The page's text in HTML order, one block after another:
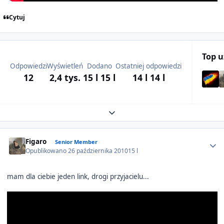
Cytuj
Odpowiedzi
12
Wyświetleń
2,4 tys.
Dodano
15 l 15 l
Ostatniej odpowiedzi
14 l 14 l
Top
Expand topic overview
Figaro Senior Member
Opublikowano26 października 201015 l
mam dla ciebie jeden link, drogi przyjacielu...